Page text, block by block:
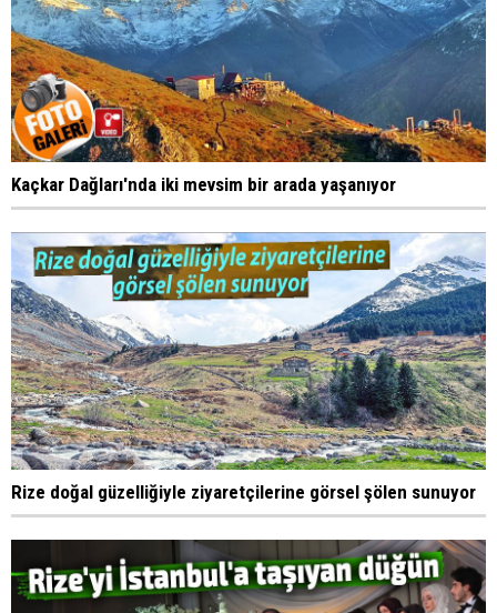
Kaçkar Dağları'nda iki mevsim bir arada yaşanıyor
Rize doğal güzelliğiyle ziyaretçilerine görsel şölen sunuyor